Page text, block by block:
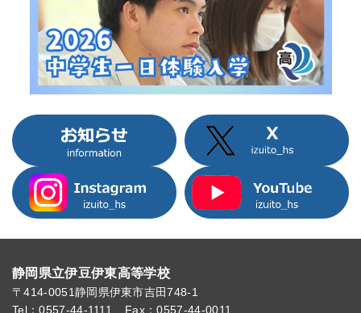
静岡県立伊豆伊東高等学校
〒414-0051静岡県伊東市吉田748-1
Tel：0557-44-1111
Fax：0557-44-0011